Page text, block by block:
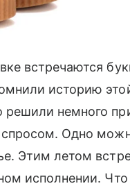
встречаются
историю
немного
Одно
Этим летом
исполнении.